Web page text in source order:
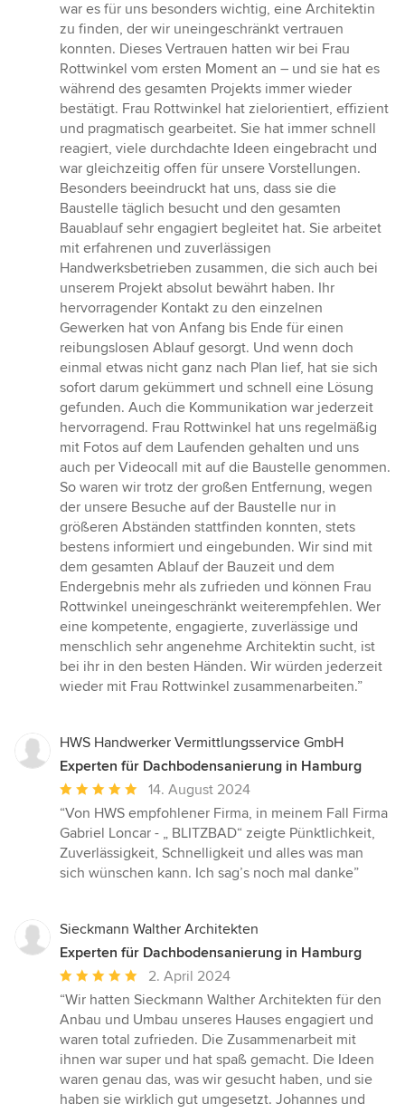
war es für uns besonders wichtig, eine Architektin
zu finden, der wir uneingeschränkt vertrauen
konnten. Dieses Vertrauen hatten wir bei Frau
Rottwinkel vom ersten Moment an – und sie hat es
während des gesamten Projekts immer wieder
bestätigt. Frau Rottwinkel hat zielorientiert, effizient
und pragmatisch gearbeitet. Sie hat immer schnell
reagiert, viele durchdachte Ideen eingebracht und
war gleichzeitig offen für unsere Vorstellungen.
Besonders beeindruckt hat uns, dass sie die
Baustelle täglich besucht und den gesamten
Bauablauf sehr engagiert begleitet hat. Sie arbeitet
mit erfahrenen und zuverlässigen
Handwerksbetrieben zusammen, die sich auch bei
unserem Projekt absolut bewährt haben. Ihr
hervorragender Kontakt zu den einzelnen
Gewerken hat von Anfang bis Ende für einen
reibungslosen Ablauf gesorgt. Und wenn doch
einmal etwas nicht ganz nach Plan lief, hat sie sich
sofort darum gekümmert und schnell eine Lösung
gefunden. Auch die Kommunikation war jederzeit
hervorragend. Frau Rottwinkel hat uns regelmäßig
mit Fotos auf dem Laufenden gehalten und uns
auch per Videocall mit auf die Baustelle genommen.
So waren wir trotz der großen Entfernung, wegen
der unsere Besuche auf der Baustelle nur in
größeren Abständen stattfinden konnten, stets
bestens informiert und eingebunden. Wir sind mit
dem gesamten Ablauf der Bauzeit und dem
Endergebnis mehr als zufrieden und können Frau
Rottwinkel uneingeschränkt weiterempfehlen. Wer
eine kompetente, engagierte, zuverlässige und
menschlich sehr angenehme Architektin sucht, ist
bei ihr in den besten Händen. Wir würden jederzeit
wieder mit Frau Rottwinkel zusammenarbeiten.”
HWS Handwerker Vermittlungsservice GmbH
Experten für Dachbodensanierung in Hamburg
Durchschnittliche
Bewertung:
5
von
5
14. August 2024
“Von HWS empfohlener Firma, in meinem Fall Firma
Gabriel Loncar - „ BLITZBAD“ zeigte Pünktlichkeit,
Zuverlässigkeit, Schnelligkeit und alles was man
sich wünschen kann. Ich sag’s noch mal danke”
Sieckmann Walther Architekten
Experten für Dachbodensanierung in Hamburg
Durchschnittliche
Bewertung:
5
von
5
Sternen
2. April 2024
“Wir hatten Sieckmann Walther Architekten für den
Anbau und Umbau unseres Hauses engagiert und
waren total zufrieden. Die Zusammenarbeit mit
ihnen war super und hat spaß gemacht. Die Ideen
waren genau das, was wir gesucht haben, und sie
haben sie wirklich gut umgesetzt. Johannes und